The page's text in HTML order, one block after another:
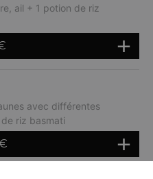
ail + 1 potion de riz
avec différentes
riz basmati